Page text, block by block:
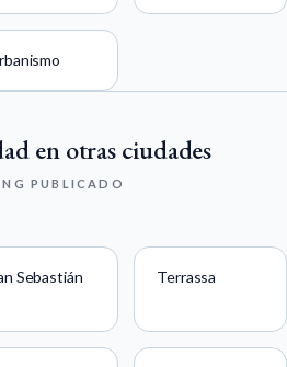
en otras ciudades
PUBLICADO
Sebastián Terrassa